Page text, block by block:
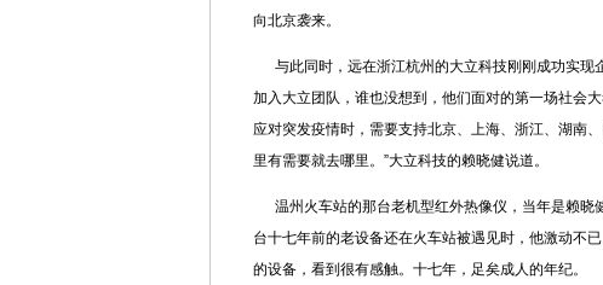
向北京袭来。
与此同时，远在浙江杭州的大立科技刚刚成功实
加入大立团队，谁也没想到，他们面对的第一场社会
应对突发疫情时，需要支持北京、上海、浙江、湖南
里有需要就去哪里。”大立科技的赖晓健说道。
温州火车站的那台老机型红外热像仪，当年是赖
台十七年前的老设备还在火车站被遇见时，他激动不
的设备，看到很有感触。十七年，足矣成人的年纪。